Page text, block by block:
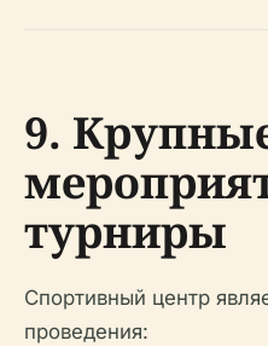
9.
турниры
Спортивный центр
проведения: